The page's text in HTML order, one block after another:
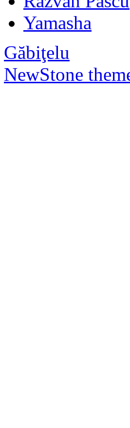
Yamasha
Găbiţelu
NewStone